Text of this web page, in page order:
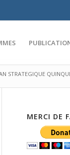
STRATEGIQUE
MERCI DE